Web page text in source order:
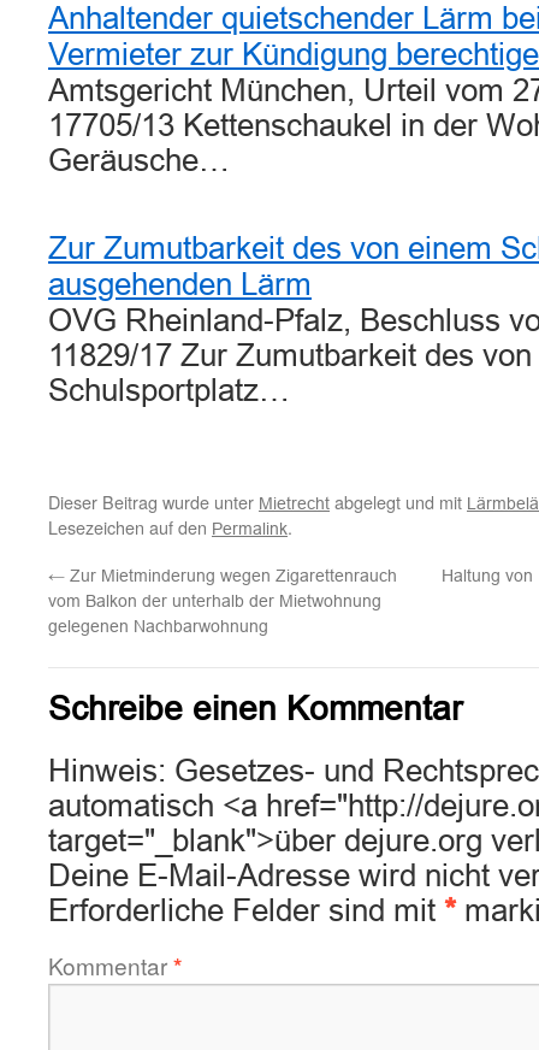
Anhaltender quietschender Lärm
Vermieter zur Kündigung
Amtsgericht München, Urteil vom
17705/13 Kettenschaukel in der
Geräusche…
Zur Zumutbarkeit des von einem
ausgehenden Lärm
OVG Rheinland-Pfalz, Beschluss
11829/17 Zur Zumutbarkeit des
Schulsportplatz…
Dieser Beitrag wurde unter Mietrecht abgelegt und mit
Lesezeichen auf den Permalink.
← Zur Mietminderung wegen Zigarettenrauch
vom Balkon der unterhalb der Mietwohnung
gelegenen Nachbarwohnung
Haltung von
Schreibe einen Kommentar
Hinweis: Gesetzes- und
automatisch <a href="http://
target="_blank">über dejure.org
Deine E-Mail-Adresse wird nicht
Erforderliche Felder sind mit *
Kommentar*